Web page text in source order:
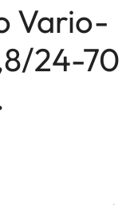
Vario-
24-70